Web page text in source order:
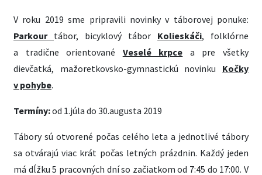
V roku 2019 sme pripravili novinky v táborovej ponuke:
Parkour tábor, bicyklový tábor Kolieskáči, folklórne
a tradične orientované Veselé krpce a pre všetky
dievčatká, mažoretkovsko-gymnastickú novinku Kočky
v pohybe.
Termíny:od 1.júla do 30.augusta 2019
Tábory sú otvorené počas celého leta a jednotlivé tábory
sa otvárajú viac krát počas letných prázdnin. Každý jeden
má dĺžku 5 pracovných dní so začiatkom od 7:45 do 17:00. V